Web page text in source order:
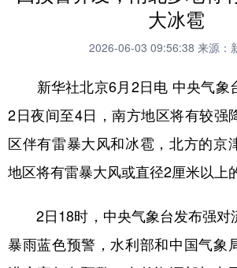
全球连线
科技 科创 量子
文化 书画 健康
食品 人居 信息化
学术中国 乡村振兴 银龄
大冰雹
2026-06-03 09:56:38 来源：
新华社北京6月2日电 中央气象
2日夜间至4日，南方地区将有较强
区伴有雷暴大风和冰雹，北方的京
地区将有雷暴大风或直径2厘米以上
2日18时，中央气象台发布强对
暴雨蓝色预警，水利部和中国气象